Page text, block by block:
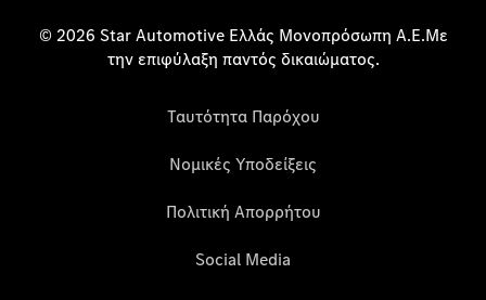
© 2026 Star Automotive Ελλάς Μονοπρόσωπη Α.Ε.Με
την επιφύλαξη παντός δικαιώματος.
Ταυτότητα Παρόχου
Νομικές Υποδείξεις
Πολιτική Απορρήτου
Social Media